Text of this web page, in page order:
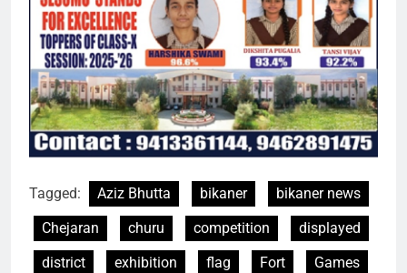
Tagged: Aziz Bhutta bikaner
bikaner news
Chejaran
churu competition
displayed
district
exhibition flag Fort
Games